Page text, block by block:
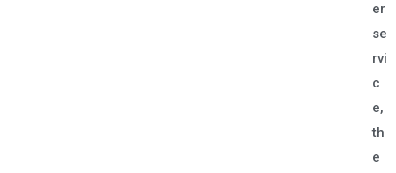
er
se
rvi
c
e,
th
e